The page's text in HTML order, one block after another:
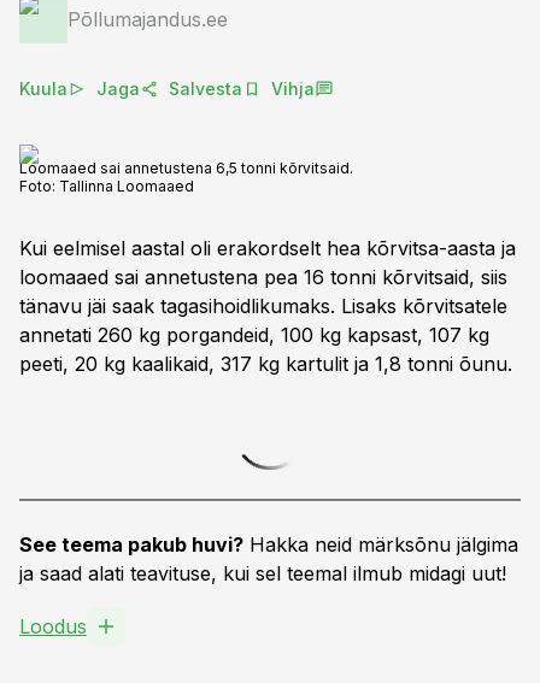
Põllumajandus.ee
Kuula Jaga Salvesta Vihja
Loomaaed sai annetustena 6,5 tonni kõrvitsaid.
Foto: Tallinna Loomaaed
Kui eelmisel aastal oli erakordselt hea kõrvitsa-aasta ja
loomaaed sai annetustena pea 16 tonni kõrvitsaid, siis
tänavu jäi saak tagasihoidlikumaks. Lisaks kõrvitsatele
annetati 260 kg porgandeid, 100 kg kapsast, 107 kg
peeti, 20 kg kaalikaid, 317 kg kartulit ja 1,8 tonni õunu.
See teema pakub huvi? Hakka neid märksõnu jälgima
ja saad alati teavituse, kui sel teemal ilmub midagi uut!
Loodus